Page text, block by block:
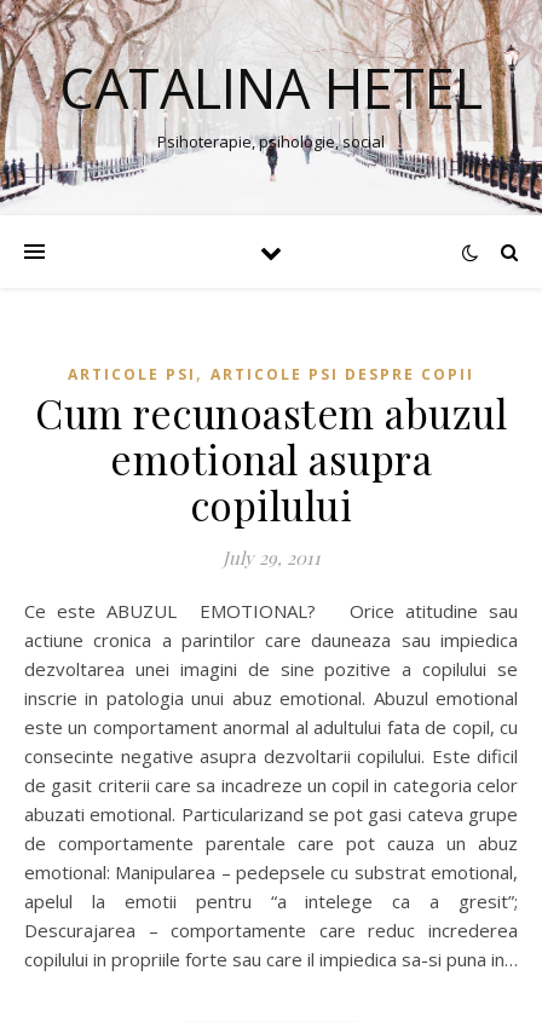
CATALINA HETEL
Psihoterapie, psihologie, social
ARTICOLE PSI , ARTICOLE PSI DESPRE COPII
Cum recunoastem abuzul
emotional asupra
copilului
July 29, 2011
Ce este ABUZUL EMOTIONAL? Orice atitudine sau
actiune cronica a parintilor care dauneaza sau impiedica
dezvoltarea unei imagini de sine pozitive a copilului se
inscrie in patologia unui abuz emotional. Abuzul emotional
este un comportament anormal al adultului fata de copil, cu
consecinte negative asupra dezvoltarii copilului. Este dificil
de gasit criterii care sa incadreze un copil in categoria celor
abuzati emotional. Particularizand se pot gasi cateva grupe
de comportamente parentale care pot cauza un abuz
emotional: Manipularea – pedepsele cu substrat emotional,
apelul la emotii pentru “a intelege ca a gresit”;
Descurajarea – comportamente care reduc increderea
copilului in propriile forte sau care il impiedica sa-si puna in…